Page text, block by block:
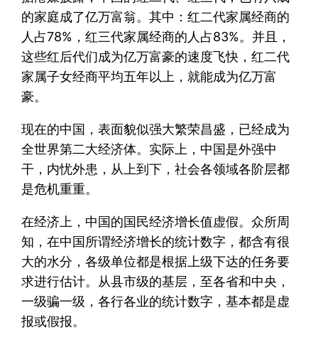
的家庭成了亿万富翁。其中：红二代家属经商的
人占78%，红三代家属经商的人占83%。并且，
这些红后代们成为亿万富豪的速度飞快，红二代
家属子女经商平均五年以上，就能成为亿万富
豪。
现在的中国，表面貌似强大繁荣昌盛，已经成为
全世界第二大经济体。实际上，中国是外强中
干，内忧外患，从上到下，社会各领域各阶层都
是危机重重。
在经济上，中国的国民经济增长值虚假。众所周
知，在中国所谓经济增长的统计数字，都含有很
大的水分，各级单位都是根据上级下达的任务要
求进行估计。从县市级的基层，至各省和中央，
一级骗一级，各行各业的统计数字，基本都是虚
报或假报。